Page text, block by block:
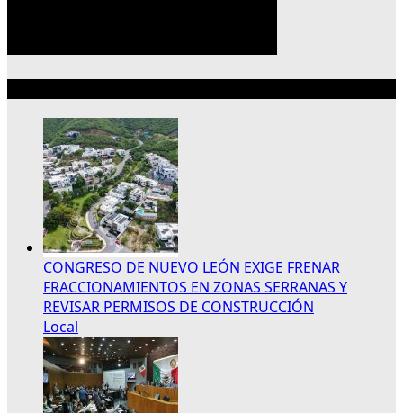
CONGRESO DE NUEVO LEÓN EXIGE FRENAR
FRACCIONAMIENTOS EN ZONAS SERRANAS Y
REVISAR PERMISOS DE CONSTRUCCIÓN
Local